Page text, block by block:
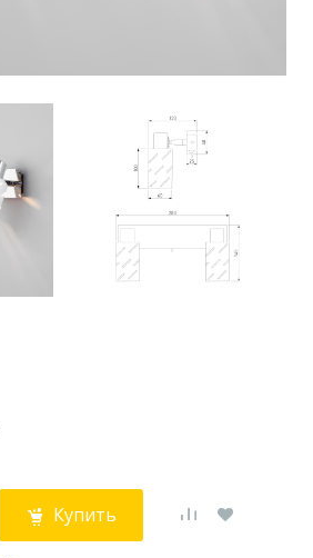
Купить